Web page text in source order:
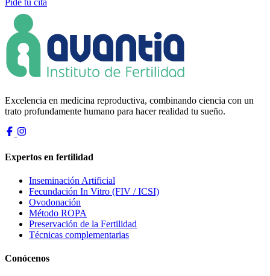
Pide tu cita
Excelencia en medicina reproductiva, combinando ciencia con un
trato profundamente humano para hacer realidad tu sueño.
Expertos en fertilidad
Inseminación Artificial
Fecundación In Vitro (FIV / ICSI)
Ovodonación
Método ROPA
Preservación de la Fertilidad
Técnicas complementarias
Conócenos